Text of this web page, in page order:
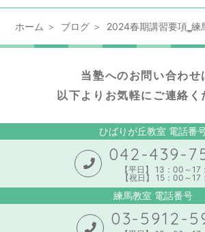
ホーム ブログ 2024春期講習要項‗練
当塾へのお問い合わせ
以下よりお気軽にご連絡く
ひばりが丘教室 電話番
042-439-
【平日】 13：00～17
【祝日】 15：00～17
練馬教室 電話番号
03-5912-